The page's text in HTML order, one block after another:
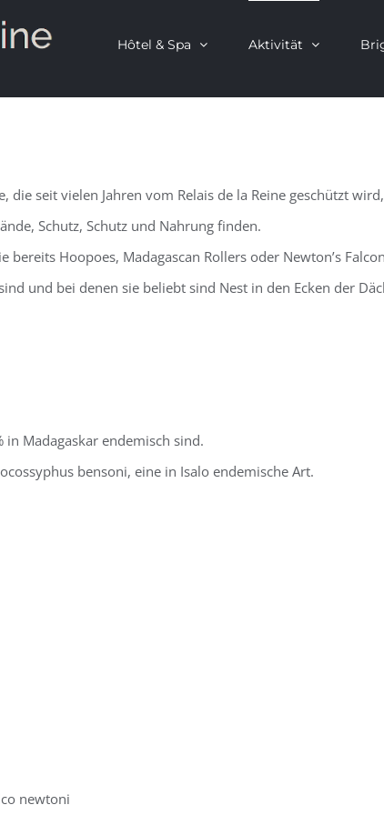
Hôtel & Spa Aktivität
die seit vielen Jahren vom Relais de la Reine geschützt
Schutz, Schutz und Nahrung finden.
Hoopoes, Madagascan Rollers oder Newton’s
und bei denen sie beliebt sind Nest in den Ecken der
Madagaskar endemisch sind.
bensoni, eine in Isalo endemische Art.
newtoni